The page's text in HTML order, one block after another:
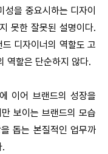
을 중요시하는 디자이
못한 잘못된 설명이다.
디자이너의 역할도 고
역할은 단순하지 않다.
이어 브랜드의 성장을
보이는 브랜드의 모습
돕는 본질적인 업무까
.